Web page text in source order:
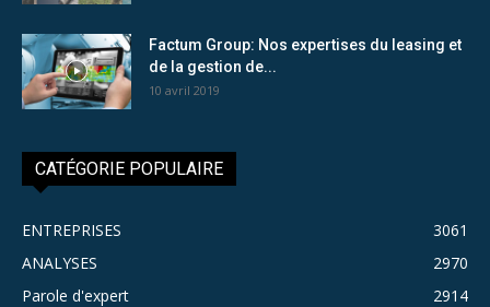
Factum Group: Nos expertises du leasing et
de la gestion de...
10 avril 2019
CATÉGORIE POPULAIRE
ENTREPRISES
3061
ANALYSES
2970
Parole d'expert
2914